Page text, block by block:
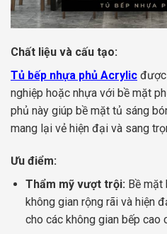
Chất liệu và cấu tạo:
Tủ bếp nhựa phủ Acrylic
nghiệp hoặc nhựa với bề mặt
phủ này giúp bề mặt tủ sáng
mang lại vẻ hiện đại và sang
Ưu điểm:
Thẩm mỹ vượt trội: Bề mặt
không gian rộng rãi và hiện
cho các không gian bếp cao